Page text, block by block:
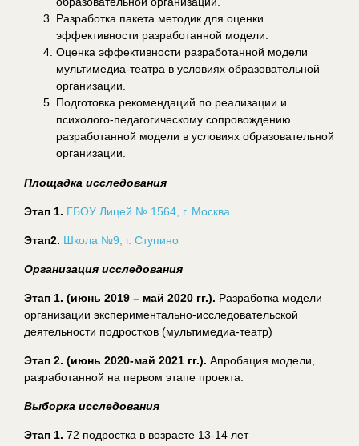
Разработка пакета методик для оценки
эффективности разработанной модели.
Оценка эффективности разработанной модели
мультимедиа-театра в условиях образовательной
организации.
Подготовка рекомендаций по реализации и
психолого-педагогическому сопровождению
разработанной модели в условиях образовательной
организации.
Площадка исследования
Этап 1. ГБОУ Лицей № 1564, г. Москва
Этап2. Школа №9, г. Ступино
Организация исследования
Этап 1. (июнь 2019 – май 2020 гг.). Разработка модели
организации экспериментально-исследовательской
деятельности подростков (мультимедиа-театр)
Этап 2. (июнь 2020-май 2021 гг.). Апробация модели,
разработанной на первом этапе проекта.
Выборка исследования
Этап 1. 72 подростка в возрасте 13-14 лет